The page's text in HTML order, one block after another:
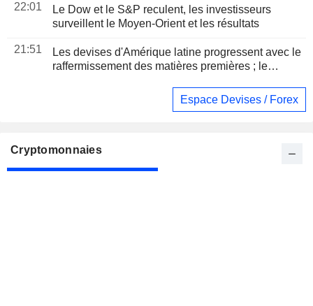
22:01
Le Dow et le S&P reculent, les investisseurs
surveillent le Moyen-Orient et les résultats
21:51
Les devises d'Amérique latine progressent avec le
raffermissement des matières premières ; le
Espace Devises / Forex
Cryptomonnaies